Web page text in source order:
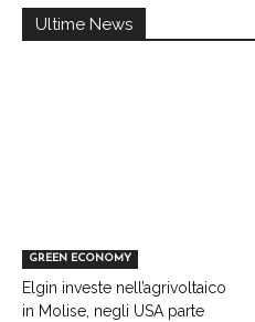
Ultime News
GREEN ECONOMY
Elgin investe nell’agrivoltaico
in Molise, negli USA parte